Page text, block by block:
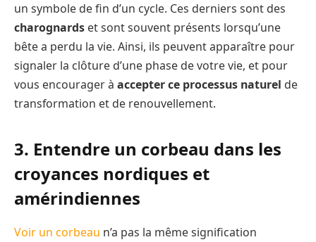
un symbole de fin d’un cycle. Ces derniers sont des
charognards et sont souvent présents lorsqu’une
bête a perdu la vie. Ainsi, ils peuvent apparaître pour
signaler la clôture d’une phase de votre vie, et pour
vous encourager à accepter ce processus naturel de
transformation et de renouvellement.
3. Entendre un corbeau dans les
croyances nordiques et
amérindiennes
Voir un corbeau n’a pas la même signification